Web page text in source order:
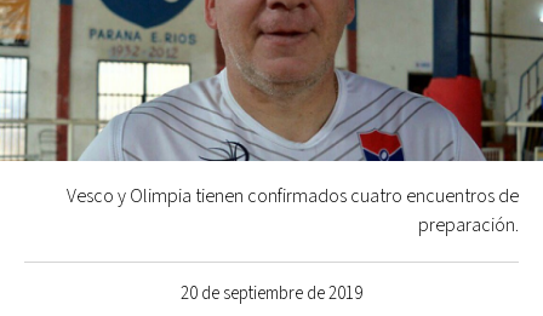
20 de septiembre de 2019
Vesco y Olimpia tienen confirmados cuatro encuentros de
preparación.